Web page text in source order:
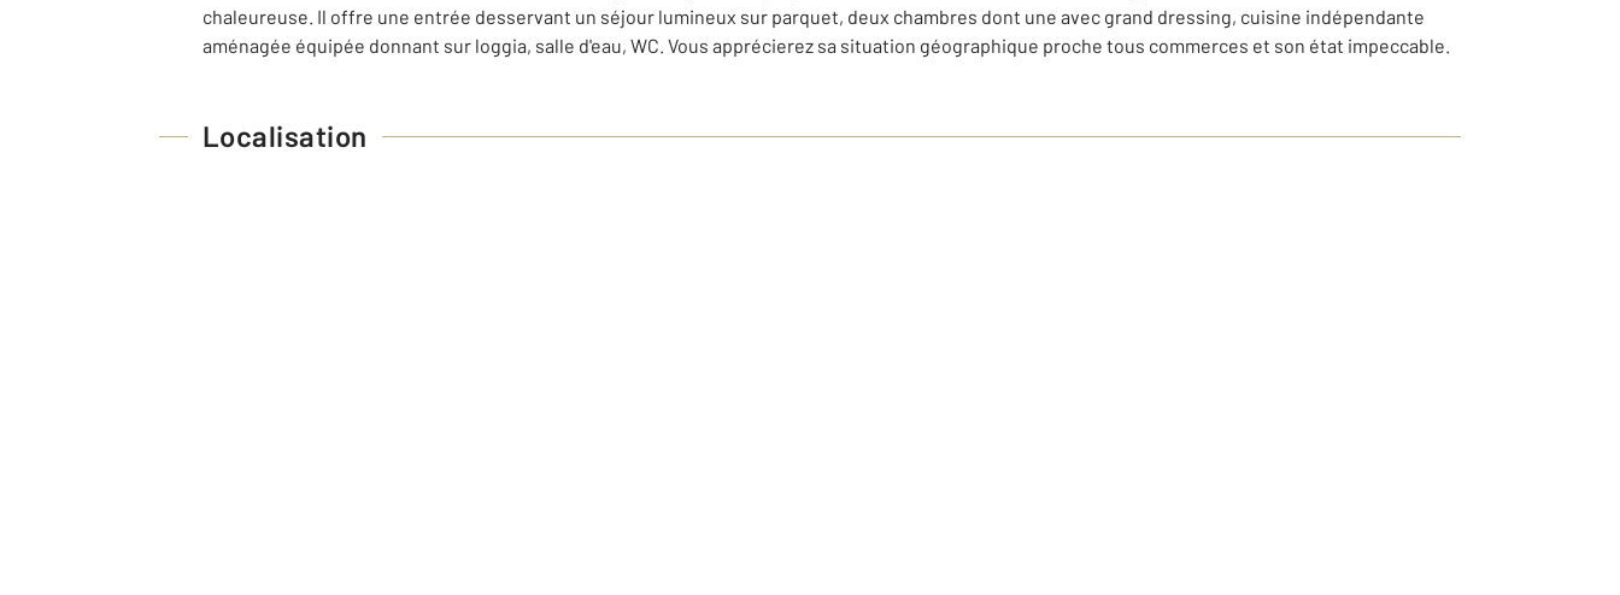
chaleureuse. Il offre une entrée desservant un séjour lumineux sur parquet, deux chambres dont une avec grand dressing, cuisine indépendante
aménagée équipée donnant sur loggia, salle d'eau, WC. Vous apprécierez sa situation géographique proche tous commerces et son état impeccable.
Localisation